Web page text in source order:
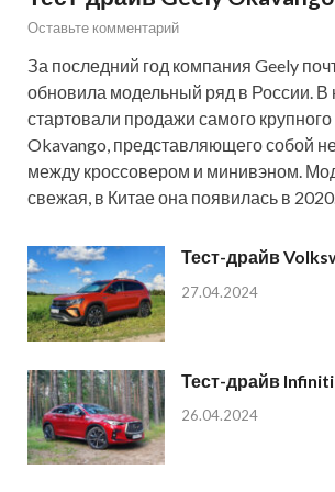
Оставьте комментарий
За последний год компания Geely
обновила модельный ряд в России. В
стартовали продажи самого
Okavango, представляющего собой
между кроссовером и минивэном.
свежая, в Китае она появилась в
Тест-драйв
27.04.2024
Тест-драйв
26.04.2024